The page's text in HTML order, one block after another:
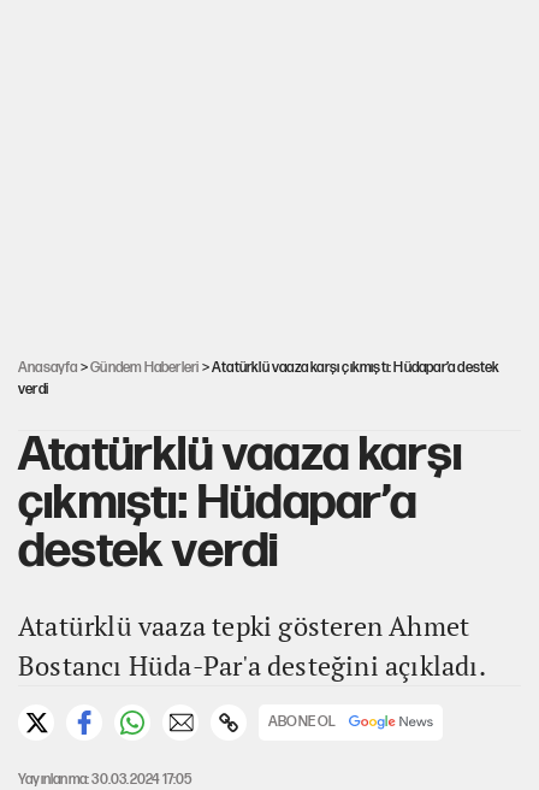
Anasayfa >Gündem Haberleri > Atatürklü vaaza karşı çıkmıştı: Hüdapar’a destek
verdi
Atatürklü vaaza karşı
çıkmıştı: Hüdapar’a
destek verdi
Atatürklü vaaza tepki gösteren Ahmet
Bostancı Hüda-Par'a desteğini açıkladı.
ABONE OL
Yayınlanma: 30.03.2024 17:05